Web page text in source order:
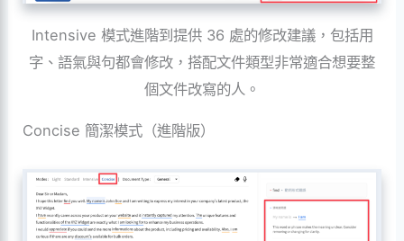
Intensive 模式進階到提供 36 處的修改建議，包括用
字、語氣與句都會修改，搭配文件類型非常適合想要整
個文件改寫的人。
Concise 簡潔模式（進階版）